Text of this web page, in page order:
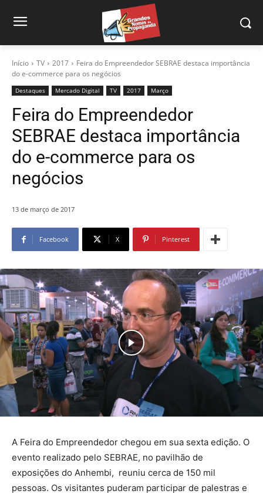
Início TV 2017
Feira do Empreendedor SEBRAE destaca importância
do e-commerce para os negócios
Destaques Mercado Digital TV 2017 Março
Feira do Empreendedor
SEBRAE destaca importância
do e-commerce para os
negócios
13 de março de 2017
Facebook X Pinterest
A Feira do Empreendedor chegou em sua sexta edição. O
evento realizado pelo SEBRAE, no pavilhão de
exposições do Anhembi, reuniu cerca de 150 mil
pessoas. Os visitantes puderam participar de palestras e